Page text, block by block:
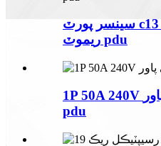
سينسر پورٽ c13 1P 8ways ليڊ ميٽر
ريموٽ pdu
1P 50A 240V سوئچ ڪيو ڊي سي پاور
pdu